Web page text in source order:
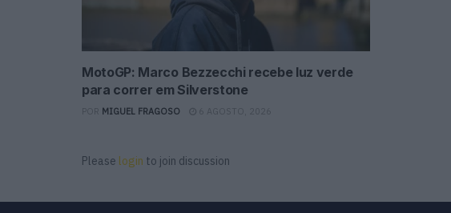
MotoGP: Marco Bezzecchi recebe luz verde
para correr em Silverstone
MIGUEL FRAGOSO 6 AGOSTO, 2026
Please login to join discussion